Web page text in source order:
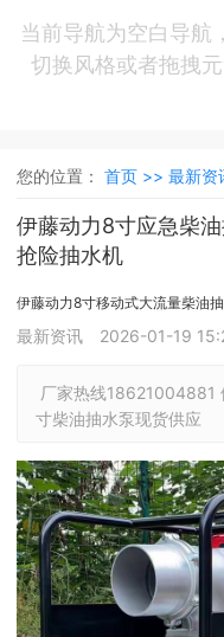
当前导航为空白导航
切换风格或者拖拽
您的位置： 首页 >> 最新资
伊藤动力8寸应急柴
抢险抽水机
伊藤动力8寸移动式大流量柴油
最新资讯 2026-01-19
寸柴油抽水泵现货供应